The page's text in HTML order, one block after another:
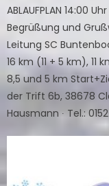
ABLAUFPLAN 14:00
Begrüßung und
Leitung SC
16 km (11 + 5 km),
8,5 und 5 km
der Trift 6b, 38678
Hausmann ∙ Tel.: